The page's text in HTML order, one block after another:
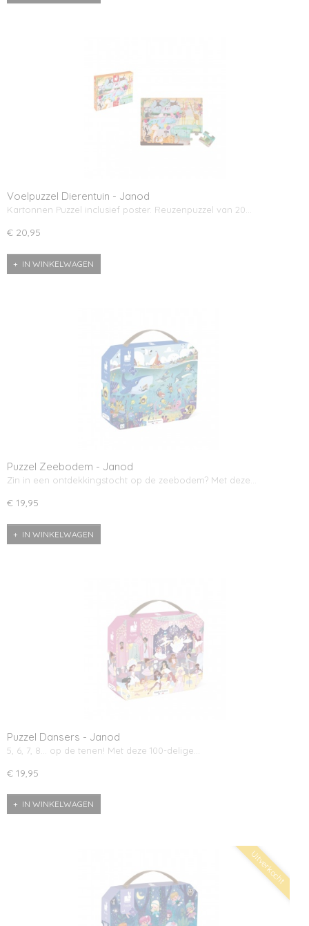
Voelpuzzel Dierentuin - Janod
Kartonnen Puzzel inclusief poster. Reuzenpuzzel van 20…
€ 20,95
IN WINKELWAGEN
Puzzel Zeebodem - Janod
Zin in een ontdekkingstocht op de zeebodem? Met deze…
€ 19,95
IN WINKELWAGEN
Puzzel Dansers - Janod
5, 6, 7, 8… op de tenen! Met deze 100-delige…
€ 19,95
IN WINKELWAGEN
Uitverkocht